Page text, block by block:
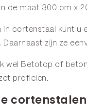
de maat 300 cm x
cortenstaal kunt u
zijn ze
wel Betotop of
profielen.